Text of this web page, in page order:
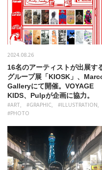
2024.08.26
16名のアーティストが出展す
グループ展「KIOSK」、
Galleryにて開催。VOYAGE
KIDS、Pulpが企画に協力。
#ART #GRAPHIC
#ILLUSTRATION
#PHOTO